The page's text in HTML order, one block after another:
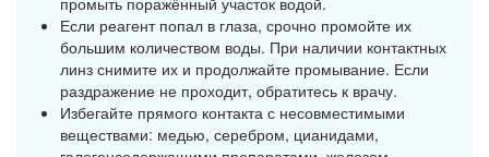
Если реагент попал в глаза, срочно промойте их
большим количеством воды. При наличии контактных
линз снимите их и продолжайте промывание. Если
раздражение не проходит, обратитесь к врачу.
Избегайте прямого контакта с несовместимыми
веществами: медью, серебром, цианидами,